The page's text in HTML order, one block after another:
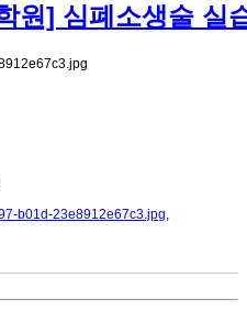
원] 심폐소생술 실
b01d-23e8912e67c3.jpg,